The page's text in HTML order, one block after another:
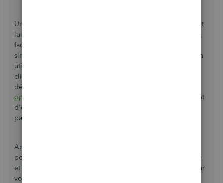
Une facture sera marquée comme payé lorsqu'un paiement
lui sera appliqué. Donc, la façon pour changer l'état d'une
facture payée est de supprimer les paiements liés. Tout
simplement, trouvez le paiement dans la section
en
utilisant une des sections disponibles, ouvrez-le, puis
cliquez
détaillé explique cette option :
opérations dans QuickBooks en ligne
. Une autre option est
d'ouvrir à nouveau la facture où se trouve un lien au
paiement associé que vous pouvez cliquer pour l'ouvrir.
Après avoir fait cela, la facture sera ouverte et il sera
possible d'enregistrer les paiements à nouveau. Essayez-le
et dites-moi si vous avez d'autres questions. Je suis ici pour
vous.